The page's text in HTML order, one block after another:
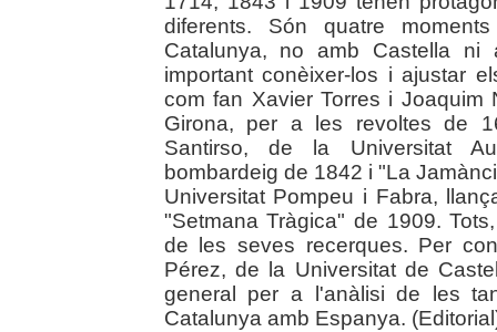
diferents. Són quatre
Catalunya, no amb Castella
important conèixer-los i ajustar
com fan Xavier Torres i Joaquim
Girona, per a les revoltes de
Santirso, de la Universitat
bombardeig de 1842 i "La
Universitat Pompeu i Fabra,
"Setmana Tràgica" de 1909.
de les seves recerques. Per
Pérez, de la Universitat de
general per a l'anàlisi de les
Catalunya amb Espanya.